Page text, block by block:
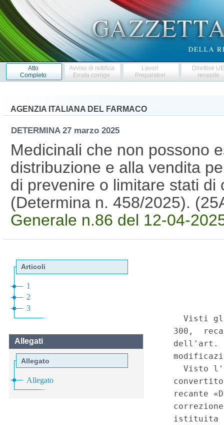
Atto
Completo
Avviso di rettifica
Errata corrige
Lavori
Preparatori
Direttive
recepite
AGENZIA ITALIANA DEL FARMACO
DETERMINA 27 marzo 2025
Medicinali che non possono
distribuzione e alla vendita
di prevenire o limitare stati di
(Determina n. 458/2025).
Generale n.86 del 12-04-